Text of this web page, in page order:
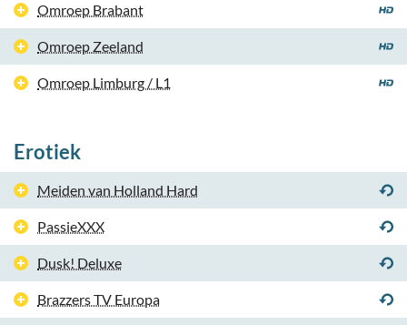
Omroep Brabant
Omroep Zeeland
Omroep Limburg / L1
Erotiek
Meiden van Holland Hard
PassieXXX
Dusk! Deluxe
Brazzers TV Europa